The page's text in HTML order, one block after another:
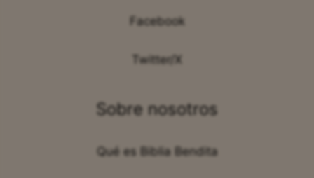
Facebook
Twitter/X
Sobre nosotros
Qué es Biblia Bendita